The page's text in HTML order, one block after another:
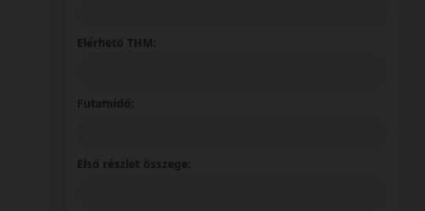
Elérhető THM:
Futamidő:
Első részlet összege: